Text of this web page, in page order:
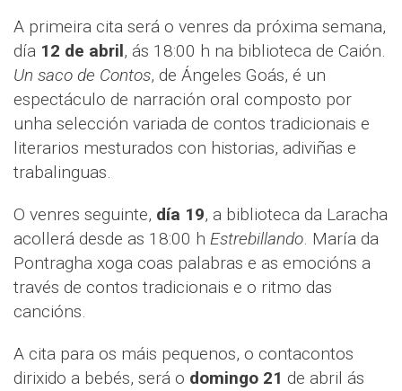
A primeira cita será o venres da próxima semana,
día 12 de abril, ás 18:00 h na biblioteca de Caión.
Un saco de Contos, de Ángeles Goás, é un
espectáculo de narración oral composto por
unha selección variada de contos tradicionais e
literarios mesturados con historias, adiviñas e
trabalinguas.
O venres seguinte, día 19, a biblioteca da Laracha
acollerá desde as 18:00 h Estrebillando. María da
Pontragha xoga coas palabras e as emocións a
través de contos tradicionais e o ritmo das
cancións.
A cita para os máis pequenos, o contacontos
dirixido a bebés, será o domingo 21 de abril ás